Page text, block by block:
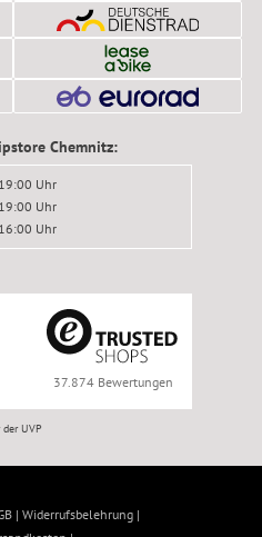
Chemnitz:
Uhr
Uhr
Uhr
37.874 Bewertungen
der UVP
| Widerrufsbelehrung |